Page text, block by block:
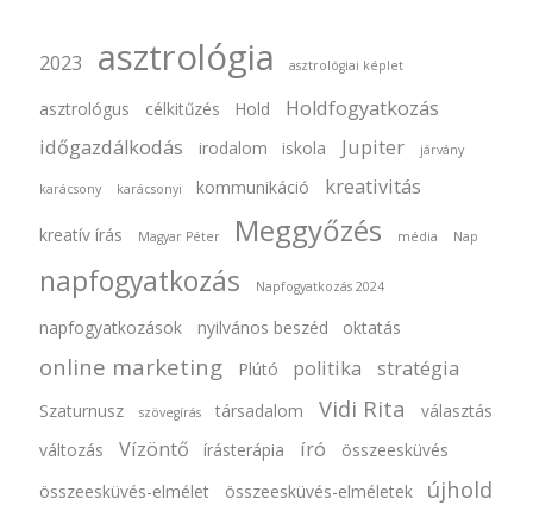
2023 asztrológia asztrológiai képlet
asztrológus célkitűzés Hold
Holdfogyatkozás
időgazdálkodás
irodalom iskola Jupiter járvány
karácsony karácsonyi kommunikáció kreativitás
kreatív írás Magyar Péter Meggyőzés média Nap
napfogyatkozás Napfogyatkozás 2024
napfogyatkozások nyilvános beszéd oktatás
online marketing Plútó politika stratégia
Szaturnusz szövegírás társadalom Vidi Rita
választás
változás
Vízöntő írásterápia író
összeesküvés
összeesküvés-elmélet
összeesküvés-elméletek újhold